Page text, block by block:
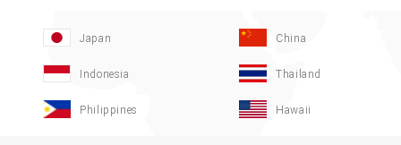
Japan China
Indonesia Thailand
Philippines Hawaii